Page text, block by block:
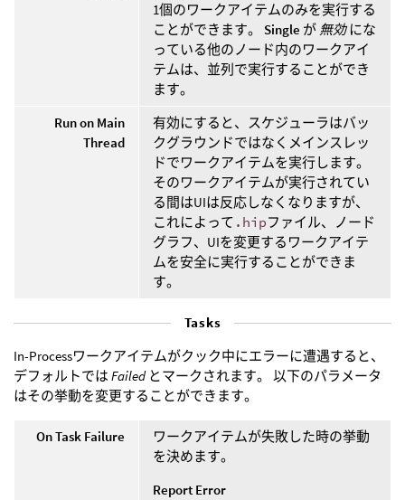
1個のワークアイテムのみを実行する
ことができます。 Single が 無効にな
っている他のノード内のワークアイ
テムは、並列で実行することができ
ます。
Run on Main
Thread
有効にすると、スケジューラはバッ
クグラウンドではなくメインスレッ
ドでワークアイテムを実行します。
そのワークアイテムが実行されてい
る間はUIは反応しなくなりますが、
これによって .hipファイル、ノード
グラフ、UIを変更するワークアイテ
ムを安全に実行することができま
す。
Tasks
In-Processワークアイテムがクック中にエラーに遭遇すると、
デフォルトでは Failedとマークされます。 以下のパラメータ
はその挙動を変更することができます。
On Task Failure
ワークアイテムが失敗した時の挙動
を決めます。
Report Error